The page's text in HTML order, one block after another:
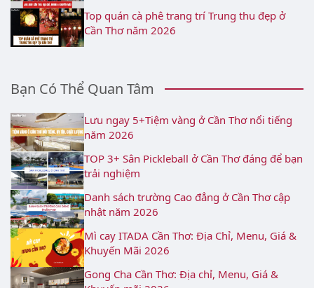
Top quán cà phê trang trí Trung thu đẹp ở
Cần Thơ năm 2026
Bạn Có Thể Quan Tâm
Lưu ngay 5+Tiệm vàng ở Cần Thơ nổi tiếng
năm 2026
TOP 3+ Sân Pickleball ở Cần Thơ đáng để bạn
trải nghiệm
Danh sách trường Cao đẳng ở Cần Thơ cập
nhật năm 2026
Mì cay ITADA Cần Thơ: Địa Chỉ, Menu, Giá &
Khuyến Mãi 2026
Gong Cha Cần Thơ: Địa chỉ, Menu, Giá &